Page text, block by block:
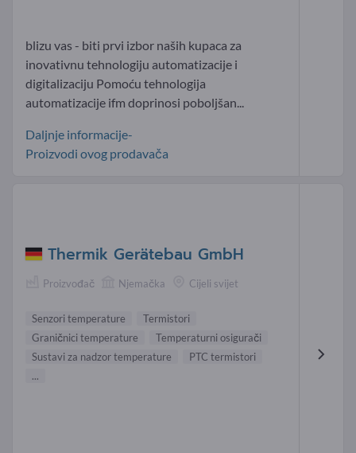
blizu vas - biti prvi izbor naših kupaca za
inovativnu tehnologiju automatizacije i
digitalizaciju Pomoću tehnologija
automatizacije ifm doprinosi poboljšan...
Daljnje informacije-
Proizvodi ovog prodavača
Thermik Gerätebau GmbH
Proizvođač Njemačka Cijeli svijet
Senzori temperature
Termistori
Graničnici temperature
Temperaturni osigurači
Sustavi za nadzor temperature
PTC termistori
...